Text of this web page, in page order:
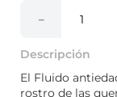
－
Descripción
El Fluido
rostro de las